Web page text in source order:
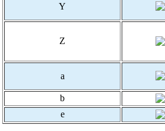
Y
Z
a
b
e